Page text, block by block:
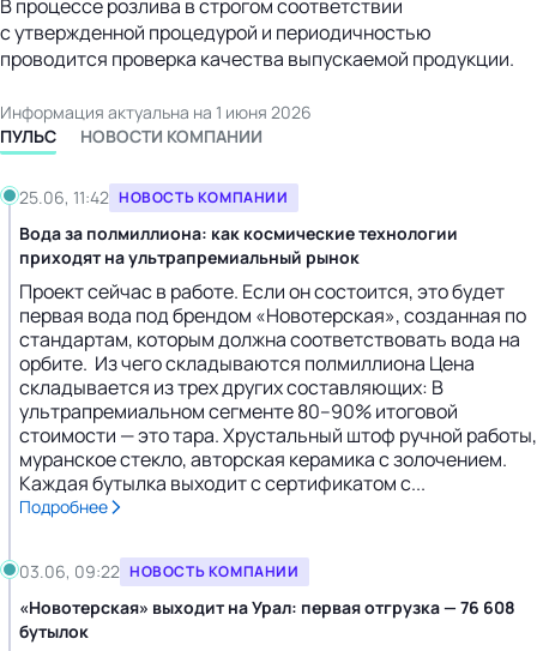
В процессе розлива в строгом соответствии
с утвержденной процедурой и периодичностью
проводится проверка качества выпускаемой продукции.
Информация актуальна на 1 июня 2026
ПУЛЬС
НОВОСТИ КОМПАНИИ
25.06, 11:42 НОВОСТЬ КОМПАНИИ
Вода за полмиллиона: как космические технологии
приходят на ультрапремиальный рынок
Проект сейчас в работе. Если он состоится, это будет
первая вода под брендом «Новотерская», созданная по
стандартам, которым должна соответствовать вода на
орбите. Из чего складываются полмиллиона Цена
складывается из трех других составляющих: В
ультрапремиальном сегменте 80–90% итоговой
стоимости — это тара. Хрустальный штоф ручной работы,
муранское стекло, авторская керамика с золочением.
Каждая бутылка выходит с сертификатом с...
Подробнее
03.06, 09:22 НОВОСТЬ КОМПАНИИ
«Новотерская» выходит на Урал: первая отгрузка — 76 608
бутылок